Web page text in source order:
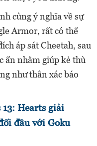
cùng ý nghĩa về sự
Armor, rất có thể
áp sát Cheetah, sau
ẩn nhằm giúp kẻ thù
như thân xác báo
13: Hearts giải
đầu với Goku